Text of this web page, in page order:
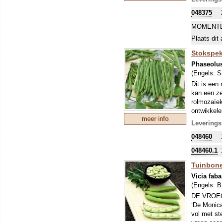
048375
Plaats dit
meer info
(Engels:
Dit is een
kan een
048460
048460.1
Vicia
(Engels:
DE
‘De
vol met